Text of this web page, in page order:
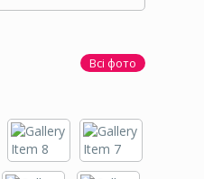
Всі фото